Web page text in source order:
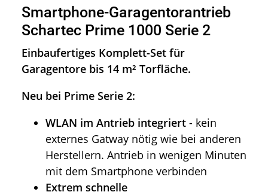
Smartphone-Garagentorantrieb
Schartec Prime 1000 Serie 2
Einbaufertiges Komplett-Set für
Garagentore bis 14 m² Torfläche.
Neu bei Prime Serie 2:
WLAN im Antrieb integriert - kein
externes Gatway nötig wie bei anderen
Herstellern. Antrieb in wenigen Minuten
mit dem Smartphone verbinden
Extrem schnelle